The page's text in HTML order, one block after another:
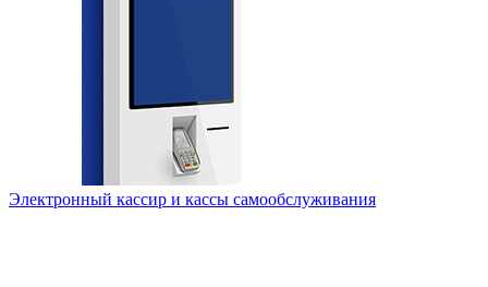
Электронный кассир и кассы самообслуживания